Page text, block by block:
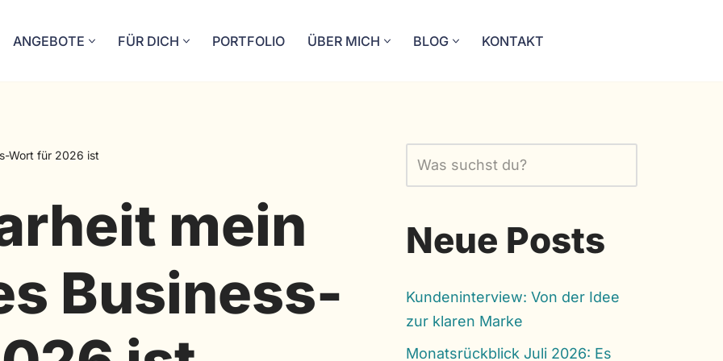
ANGEBOTE FÜR DICH PORTFOLIO ÜBER MICH BLOG KONTAKT
Wort für 2026 ist
mein
Business-
Neue Posts
Kundeninterview: Von der Idee
zur klaren Marke
Monatsrückblick Juli 2026: Es